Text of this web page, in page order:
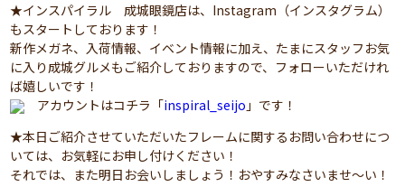
★インスパイラル 成城眼鏡店は、Instagram（インスタグラム）
もスタートしております！
新作メガネ、入荷情報、イベント情報に加え、たまにスタッフお気
に入り成城グルメもご紹介しておりますので、フォローいただけれ
ば嬉しいです！
アカウントはコチラ「inspiral_seijo 」です！
★本日ご紹介させていただいたフレームに関するお問い合わせにつ
いては、お気軽にお申し付けください！
それでは、また明日お会いしましょう！おやすみなさいませ～い！